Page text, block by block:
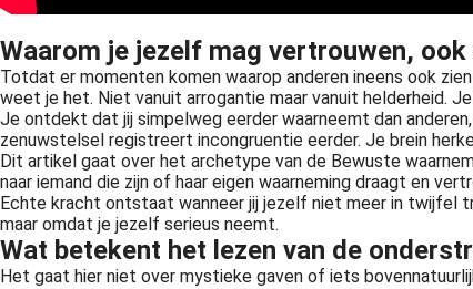
Waarom je jezelf mag vertrouwen,
Totdat er momenten komen waarop anderen ineens ook
weet je het. Niet vanuit arrogantie maar vanuit helderheid.
Je ontdekt dat jij simpelweg eerder waarneemt dan
zenuwstelsel registreert incongruentie eerder. Je brein
Dit artikel gaat over het archetype van de Bewuste
naar iemand die zijn of haar eigen waarneming draagt en
Echte kracht ontstaat wanneer jij jezelf niet meer in twijfel
maar omdat je jezelf serieus neemt.
Wat betekent het lezen van de
Het gaat hier niet over mystieke gaven of iets